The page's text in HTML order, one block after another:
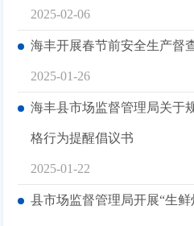
2025-02-06
海丰开展春节前安全生产督
2025-01-26
海丰县市场监督管理局关于
格行为提醒倡议书
2025-01-22
县市场监督管理局开展“生